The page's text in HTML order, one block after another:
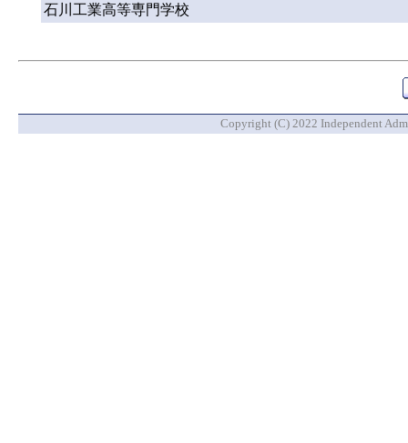
石川工業高等専門学校
Copyright (C) 2022 Independent